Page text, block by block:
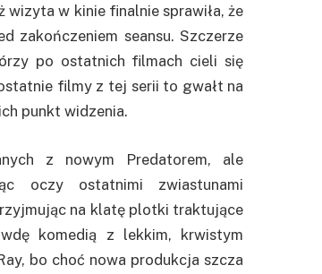
wizyta w kinie finalnie sprawiła, że
zakończeniem seansu. Szczerze
po ostatnich filmach cieli się
filmy z tej serii to gwałt na
punkt widzenia.
z nowym Predatorem, ale
oczy ostatnimi zwiastunami
na klatę plotki traktujące
komedią z lekkim, krwistym
bo choć nowa produkcja szcza